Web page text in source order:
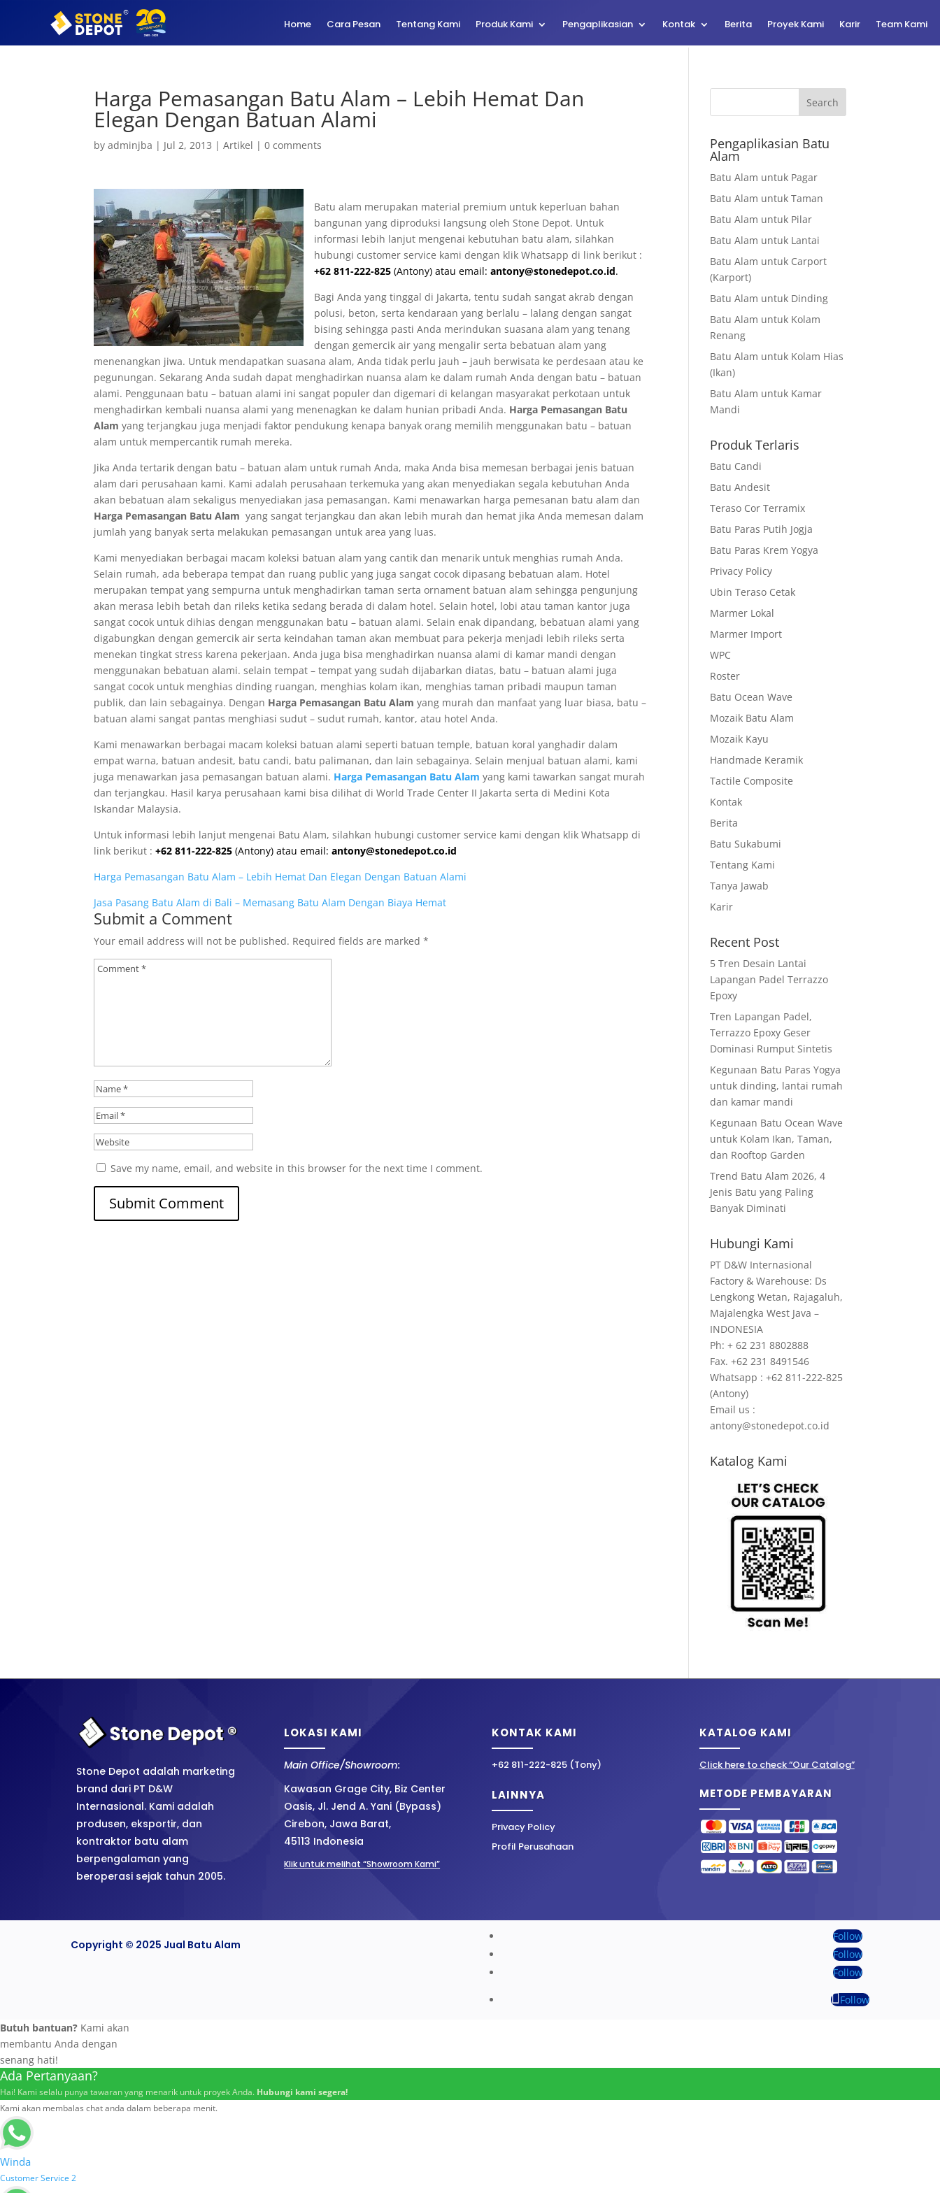
Home Cara Pesan Tentang Kami Produk Kami Pengaplikasian Kontak Berita Proyek Kami Karir Team Kami
Harga Pemasangan Batu Alam – Lebih Hemat Dan
Elegan Dengan Batuan Alami
byadminjba | Jul 2, 2013 |Artikel |0 comments
Batu alam merupakan material premium untuk keperluan bahan
bangunan yang diproduksi langsung oleh Stone Depot. Untuk
informasi lebih lanjut mengenai kebutuhan batu alam, silahkan
hubungi customer service kami dengan klik Whatsapp di link berikut :
+62 811-222-825 (Antony) atau email:antony@stonedepot.co.id.
Bagi Anda yang tinggal di Jakarta, tentu sudah sangat akrab dengan
polusi, beton, serta kendaraan yang berlalu – lalang dengan sangat
bising sehingga pasti Anda merindukan suasana alam yang tenang
dengan gemercik air yang mengalir serta bebatuan alam yang
menenangkan jiwa. Untuk mendapatkan suasana alam, Anda tidak perlu jauh – jauh berwisata ke perdesaan atau ke
pegunungan. Sekarang Anda sudah dapat menghadirkan nuansa alam ke dalam rumah Anda dengan batu – batuan
alami. Penggunaan batu – batuan alami ini sangat populer dan digemari di kelangan masyarakat perkotaan untuk
menghadirkan kembali nuansa alami yang menenagkan ke dalam hunian pribadi Anda. Harga Pemasangan Batu
Alam yang terjangkau juga menjadi faktor pendukung kenapa banyak orang memilih menggunakan batu – batuan
alam untuk mempercantik rumah mereka.
Jika Anda tertarik dengan batu – batuan alam untuk rumah Anda, maka Anda bisa memesan berbagai jenis batuan
alam dari perusahaan kami. Kami adalah perusahaan terkemuka yang akan menyediakan segala kebutuhan Anda
akan bebatuan alam sekaligus menyediakan jasa pemasangan. Kami menawarkan harga pemesanan batu alam dan
Harga Pemasangan Batu Alam yang sangat terjangkau dan akan lebih murah dan hemat jika Anda memesan dalam
jumlah yang banyak serta melakukan pemasangan untuk area yang luas.
Kami menyediakan berbagai macam koleksi batuan alam yang cantik dan menarik untuk menghias rumah Anda.
Selain rumah, ada beberapa tempat dan ruang public yang juga sangat cocok dipasang bebatuan alam. Hotel
merupakan tempat yang sempurna untuk menghadirkan taman serta ornament batuan alam sehingga pengunjung
akan merasa lebih betah dan rileks ketika sedang berada di dalam hotel. Selain hotel, lobi atau taman kantor juga
sangat cocok untuk dihias dengan menggunakan batu – batuan alami. Selain enak dipandang, bebatuan alami yang
digabungkan dengan gemercik air serta keindahan taman akan membuat para pekerja menjadi lebih rileks serta
menekan tingkat stress karena pekerjaan. Anda juga bisa menghadirkan nuansa alami di kamar mandi dengan
menggunakan bebatuan alami. selain tempat – tempat yang sudah dijabarkan diatas, batu – batuan alami juga
sangat cocok untuk menghias dinding ruangan, menghias kolam ikan, menghias taman pribadi maupun taman
publik, dan lain sebagainya. Dengan Harga Pemasangan Batu Alam yang murah dan manfaat yang luar biasa, batu –
batuan alami sangat pantas menghiasi sudut – sudut rumah, kantor, atau hotel Anda.
Kami menawarkan berbagai macam koleksi batuan alami seperti batuan temple, batuan koral yanghadir dalam
empat warna, batuan andesit, batu candi, batu palimanan, dan lain sebagainya. Selain menjual batuan alami, kami
juga menawarkan jasa pemasangan batuan alami. Harga Pemasangan Batu Alam yang kami tawarkan sangat murah
dan terjangkau. Hasil karya perusahaan kami bisa dilihat di World Trade Center II Jakarta serta di Medini Kota
Iskandar Malaysia.
Untuk informasi lebih lanjut mengenai Batu Alam, silahkan hubungi customer service kami dengan klik Whatsapp di
link berikut :+62 811-222-825 (Antony) atau email:antony@stonedepot.co.id
Harga Pemasangan Batu Alam – Lebih Hemat Dan Elegan Dengan Batuan Alami
Jasa Pasang Batu Alam di Bali – Memasang Batu Alam Dengan Biaya Hemat
Submit a Comment
Your email address will not be published. Required fields are marked*
Save my name, email, and website in this browser for the next time I comment.
Search
Pengaplikasian Batu
Alam
Batu Alam untuk Pagar
Batu Alam untuk Taman
Batu Alam untuk Pilar
Batu Alam untuk Lantai
Batu Alam untuk Carport
(Karport)
Batu Alam untuk Dinding
Batu Alam untuk Kolam
Renang
Batu Alam untuk Kolam Hias
(Ikan)
Batu Alam untuk Kamar
Mandi
Produk Terlaris
Batu Candi
Batu Andesit
Teraso Cor Terramix
Batu Paras Putih Jogja
Batu Paras Krem Yogya
Privacy Policy
Ubin Teraso Cetak
Marmer Lokal
Marmer Import
WPC
Roster
Batu Ocean Wave
Mozaik Batu Alam
Mozaik Kayu
Handmade Keramik
Tactile Composite
Kontak
Berita
Batu Sukabumi
Tentang Kami
Tanya Jawab
Karir
Recent Post
5 Tren Desain Lantai
Lapangan Padel Terrazzo
Epoxy
Tren Lapangan Padel,
Terrazzo Epoxy Geser
Dominasi Rumput Sintetis
Kegunaan Batu Paras Yogya
untuk dinding, lantai rumah
dan kamar mandi
Kegunaan Batu Ocean Wave
untuk Kolam Ikan, Taman,
dan Rooftop Garden
Trend Batu Alam 2026, 4
Jenis Batu yang Paling
Banyak Diminati
Hubungi Kami
PT D&W Internasional
Factory & Warehouse: Ds
Lengkong Wetan, Rajagaluh,
Majalengka West Java –
INDONESIA
Ph: + 62 231 8802888
Fax. +62 231 8491546
Whatsapp : +62 811-222-825
(Antony)
Email us :
antony@stonedepot.co.id
Katalog Kami
Stone Depot adalah marketing
brand dari PT D&W
Internasional. Kami adalah
produsen, eksportir, dan
kontraktor batu alam
berpengalaman yang
beroperasi sejak tahun 2005.
LOKASI KAMI
Main Office/Showroom:
Kawasan Grage City, Biz Center
Oasis, Jl. Jend A. Yani (Bypass)
Cirebon, Jawa Barat,
45113 Indonesia
Klik untuk melihat “Showroom Kami”
KONTAK KAMI
+62 811-222-825 (Tony)
LAINNYA
Privacy Policy
Profil Perusahaan
KATALOG KAMI
Click here to check “Our Catalog”
METODE PEMBAYARAN
Copyright © 2025 Jual Batu Alam
Follow
Follow
Follow
Follow
Butuh bantuan? Kami akan
membantu Anda dengan
senang hati!
Ada Pertanyaan?
Hai! Kami selalu punya tawaran yang menarik untuk proyek Anda. Hubungi kami segera!
Kami akan membalas chat anda dalam beberapa menit.
Winda
Customer Service 2